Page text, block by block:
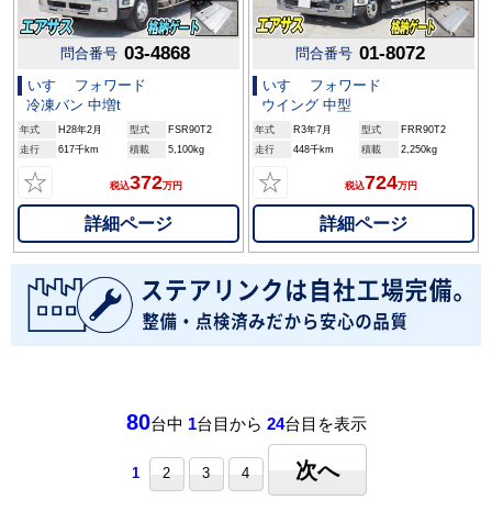
問合番号 03-4868
いすゞ フォワード
冷凍バン 中増t
年式 H28年2月 型式
FSR90T2
走行
617千km 積載 5,100kg
☆ 税込372万円
詳細ページ
問合番号 01-8072
いすゞ フォワード
ウイング 中型
年式 R3年7月 型式
FRR90T2
走行
448千km 積載 2,250kg
☆ 税込724万円
詳細ページ
80台中 1台目から 24台目を表示
1 2 3 4 次へ